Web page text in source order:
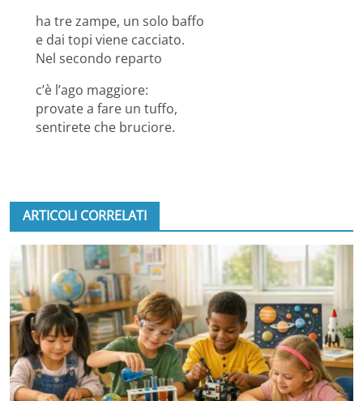
ha tre zampe, un solo baffo
e dai topi viene cacciato.
Nel secondo reparto
c’è l’ago maggiore:
provate a fare un tuffo,
sentirete che bruciore.
ARTICOLI CORRELATI